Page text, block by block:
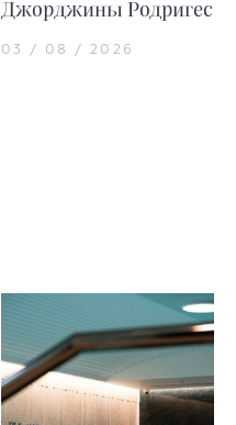
Джорджины Родригес
03 / 08 / 2026